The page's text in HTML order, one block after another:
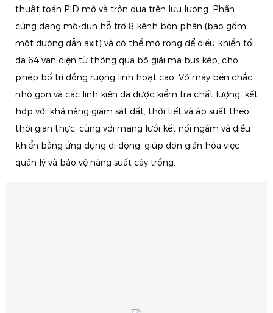
thuật toán PID mờ và trộn dựa trên lưu lượng. Phần
cứng dạng mô-đun hỗ trợ 8 kênh bón phân (bao gồm
một đường dẫn axit) và có thể mở rộng để điều khiển tối
đa 64 van điện từ thông qua bộ giải mã bus kép, cho
phép bố trí đồng ruộng linh hoạt cao. Vỏ máy bền chắc,
nhỏ gọn và các linh kiện đã được kiểm tra chất lượng, kết
hợp với khả năng giám sát đất, thời tiết và áp suất theo
thời gian thực, cùng với mạng lưới kết nối ngầm và điều
khiển bằng ứng dụng di động, giúp đơn giản hóa việc
quản lý và bảo vệ năng suất cây trồng.